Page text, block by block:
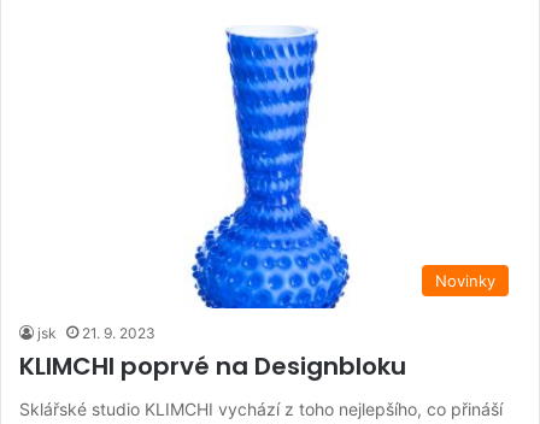
Novinky
jsk 21. 9. 2023
KLIMCHI poprvé na Designbloku
Sklářské studio KLIMCHI vychází z toho nejlepšího, co přináší